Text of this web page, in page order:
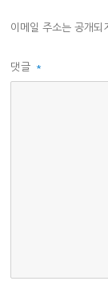
이메일 주소는 공개되
댓글 *